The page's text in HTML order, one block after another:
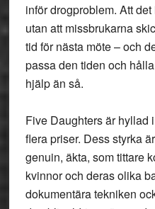
inför drogproblem. Att
utan att missbrukarna
tid för nästa möte – och
passa den tiden och
hjälp än så.
Five Daughters är hyllad
flera priser. Dess styrka
genuin, äkta, som tittare
kvinnor och deras olika
dokumentära tekniken